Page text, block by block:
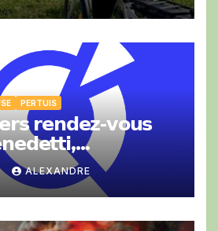
PERTUIS
𝗿𝗲𝗻𝗱𝗲𝘇-𝘃𝗼𝘂𝘀
𝗱𝗲 𝗹𝗮 𝗖𝗖𝗜 𝗱𝗲
ALEXANDRE